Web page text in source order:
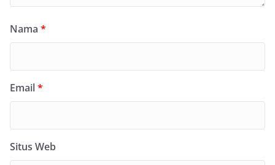
Nama *
Email*
Situs Web